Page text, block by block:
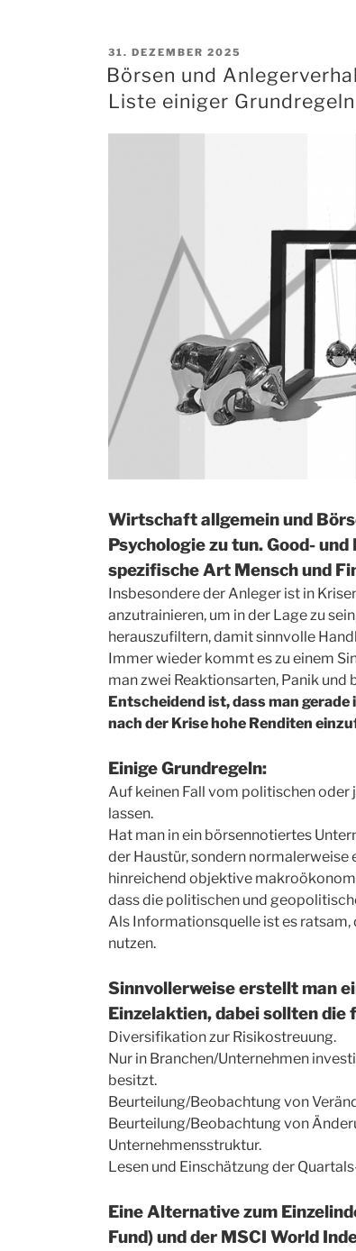
VERÖFFENTLICHT
AM
31. DEZEMBER 2025
Börsen und
Liste einiger
Wirtschaft allgemein und
Psychologie zu tun. Good-
spezifische Art Mensch und
Insbesondere der Anleger ist in
anzutrainieren, um in der Lage zu
herauszufiltern, damit sinnvolle
Immer wieder kommt es zu einem
man zwei Reaktionsarten, Panik und
Entscheidend ist, dass man
nach der Krise hohe Renditen
Einige Grundregeln:
Auf keinen Fall vom politischen
lassen.
Hat man in ein börsennotiertes
der Haustür, sondern normalerweise
hinreichend objektive
dass die politischen und
Als Informationsquelle ist es
nutzen.
Sinnvollerweise erstellt man
Einzelaktien, dabei sollten
Diversifikation zur Risikostreuung.
Nur in Branchen/Unternehmen
besitzt.
Beurteilung/Beobachtung von
Beurteilung/Beobachtung von
Unternehmensstruktur.
Lesen und Einschätzung der
Eine Alternative zum
Fund) und der MSCI World